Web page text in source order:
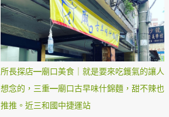
所長探店—廟口美食｜就是要來吃鑊氣的讓人
想念的，三重—廟口古早味什錦麵，甜不辣也
推推。近三和國中捷運站